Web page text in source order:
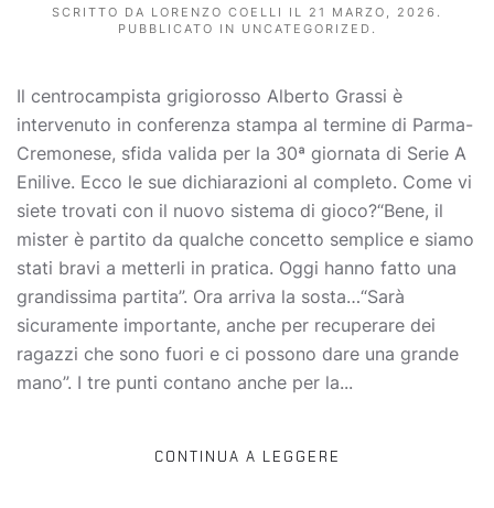
SCRITTO DA LORENZO COELLI IL 21 MARZO, 2026 .
PUBBLICATO IN UNCATEGORIZED .
Il centrocampista grigiorosso Alberto Grassi è
intervenuto in conferenza stampa al termine di Parma-
Cremonese, sfida valida per la 30ª giornata di Serie A
Enilive. Ecco le sue dichiarazioni al completo. Come vi
siete trovati con il nuovo sistema di gioco?“Bene, il
mister è partito da qualche concetto semplice e siamo
stati bravi a metterli in pratica. Oggi hanno fatto una
grandissima partita”. Ora arriva la sosta…“Sarà
sicuramente importante, anche per recuperare dei
ragazzi che sono fuori e ci possono dare una grande
mano”. I tre punti contano anche per la...
CONTINUA A LEGGERE